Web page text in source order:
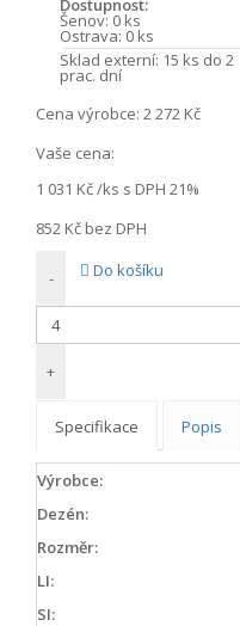
Dostupnost:
Šenov: 0 ks
Ostrava: 0 ks
Sklad externí: 15 ks do 2
prac. dní
Cena výrobce: 2 272 Kč
Vaše cena:
1 031 Kč/ks s DPH 21%
852 Kč bez DPH
-
+
Do košíku
Specifikace Popis
Výrobce:
Dezén:
Rozměr:
LI:
SI: